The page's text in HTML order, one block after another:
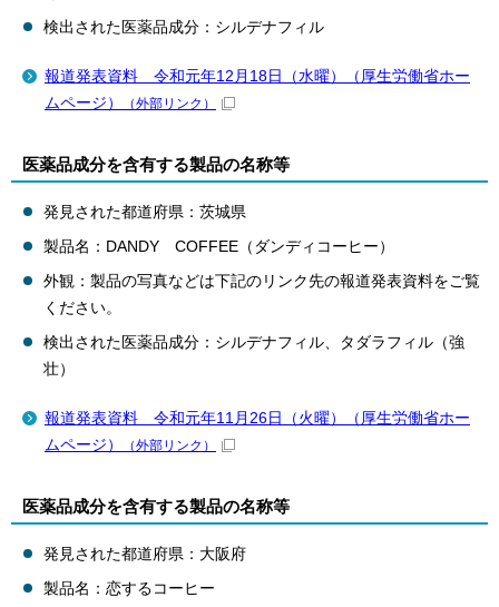
検出された医薬品成分：シルデナフィル
報道発表資料 令和元年12月18日（水曜）（厚生労働省ホー
ムページ）
（外部リンク）
医薬品成分を含有する製品の名称等
発見された都道府県：茨城県
製品名：DANDY COFFEE（ダンディコーヒー）
外観：製品の写真などは下記のリンク先の報道発表資料をご覧
ください。
検出された医薬品成分：シルデナフィル、タダラフィル（強
壮）
報道発表資料 令和元年11月26日（火曜）（厚生労働省ホー
ムページ）
（外部リンク）
医薬品成分を含有する製品の名称等
発見された都道府県：大阪府
製品名：恋するコーヒー